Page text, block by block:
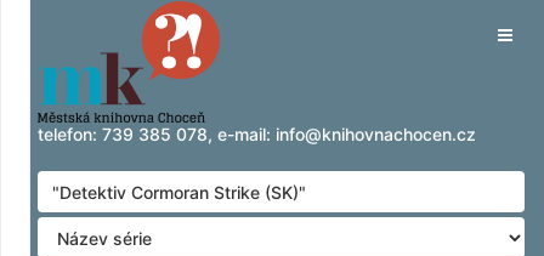
Zobrazuji výsledky1 - 20
Cormoran Strike (SK)"
Přeskočit na obsah
telefon: 739 385 078, e-mail: info@knihovnachocen.cz